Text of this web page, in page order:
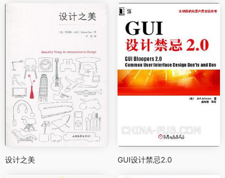
设计之美 GUI设计禁忌2.0